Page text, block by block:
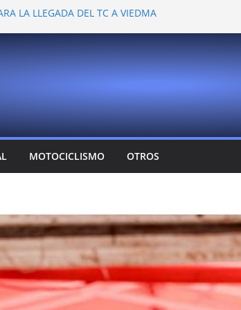
LA LLEGADA DEL TC A VIEDMA
EN LA PLATA
VER A TANTOS PILOTOS
DEJÓ CAMBIOS EN LOS CAMPEONATOS
CONFIRMA SU REGRESO AL TOP RACE
MOTOCICLISMO OTROS